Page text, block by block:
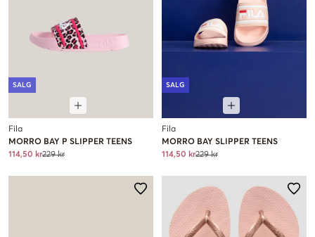
SALG
Fila
MORRO BAY P SLIPPER TEENS
114,50 kr229 kr
SALG
Fila
MORRO BAY SLIPPER TEENS
114,50 kr229 kr